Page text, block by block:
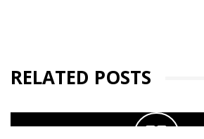
RELATED POSTS